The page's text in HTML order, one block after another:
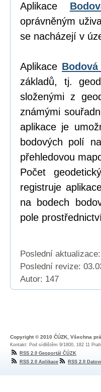
Aplikace
oprávněným
se nacházejí v
Aplikace
základů, tj.
složenými z
známými
aplikace je
bodových polí
přehledovou
Počet
registruje
na bodech
pole
Poslední
Poslední revize:
Autor: 147
Copyright © 2010 ČÚZK, Všechna
Kontakt: Pod sídlištěm 9/1800, 182 11
RSS 2.0 Geoportál ČÚZK
RSS 2.0 Aplikace
RSS 2.0